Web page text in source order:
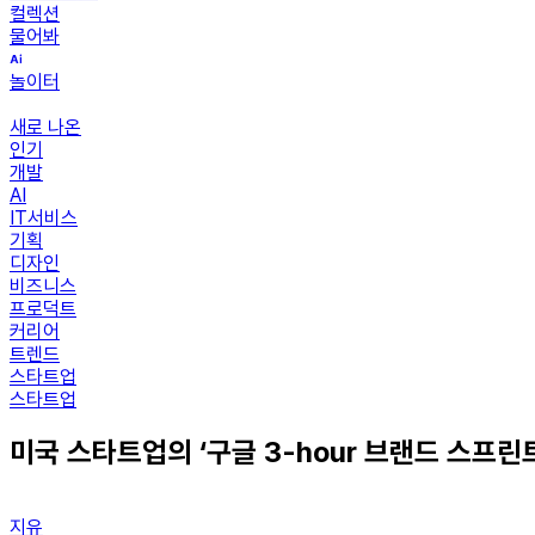
컬렉션
물어봐
놀이터
새로 나온
인기
개발
AI
IT서비스
기획
디자인
비즈니스
프로덕트
커리어
트렌드
스타트업
스타트업
미국 스타트업의 ‘구글 3-hour 브랜드 스프린
지유